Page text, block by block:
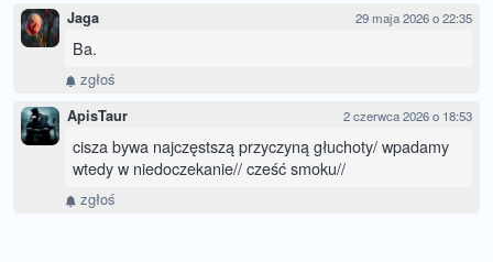
Jaga 29 maja 2026 o 22:35
Ba.
zgłoś
ApisTaur 2 czerwca 2026 o 18:53
cisza bywa najczęstszą przyczyną głuchoty/ wpadamy
wtedy w niedoczekanie// cześć smoku//
zgłoś